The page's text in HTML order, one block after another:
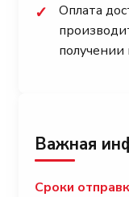
✓
Оплата
получении
Важная
Сроки